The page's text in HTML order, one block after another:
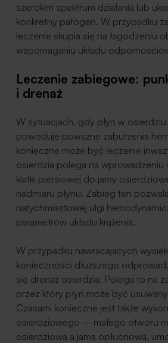
szerokim spektrum działania lub
konkretny patogen. W przypadku
leczenie skupia się na łagodzeniu
wspomaganiu układu
Leczenie zabiegowe:
i drenaż
W sytuacjach, gdy płyn w
powoduje poważne zaburzenia
konieczne może być leczenie
osierdzia polega na wprowadzeniu
klatki piersiowej do jamy
nadmiaru płynu. Zabieg ten
natychmiastowej ulgi
parametrów układu krążenia.
W przypadku nawracających
konieczności dłuższego
się drenaż osierdzia. Polega to na
przez który płyn może być
Czasami konieczne jest także
osierdziowego – małego otworu
osierdziową a jamą opłucnową,